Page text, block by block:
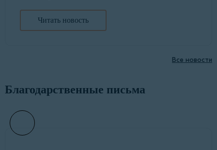
Читать новость
Все новости
Благодарственные письма